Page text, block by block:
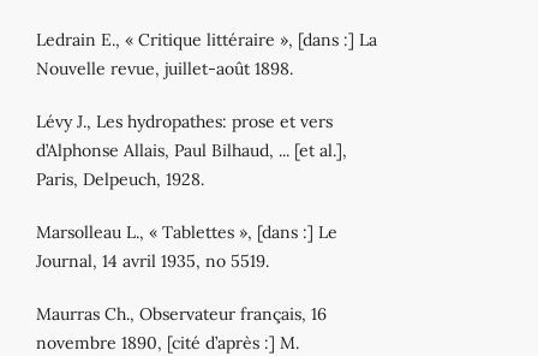
Ledrain E., « Critique littéraire », [dans :] La
Nouvelle revue, juillet‐août 1898.
Lévy J., Les hydropathes: prose et vers
d’Alphonse Allais, Paul Bilhaud, ... [et al.],
Paris, Delpeuch, 1928.
Marsolleau L., « Tablettes », [dans :] Le
Journal, 14 avril 1935, no 5519.
Maurras Ch., Observateur français, 16
novembre 1890, [cité d’après :] M.